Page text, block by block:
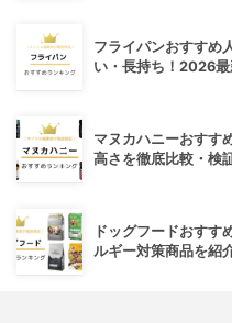
フライパンおすすめ
い・長持ち！2026最
マヌカハニーおすす
高さを徹底比較・検
ドッグフードおすす
ルギー対策商品を紹